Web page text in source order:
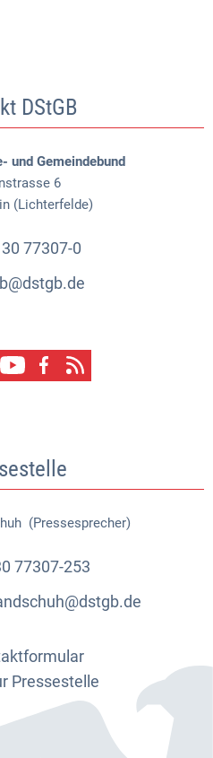
DStGB
und Gemeindebund
6
(Lichterfelde)
77307-0
(Pressesprecher)
Alexander Handschuh
77307-253
Pressestelle